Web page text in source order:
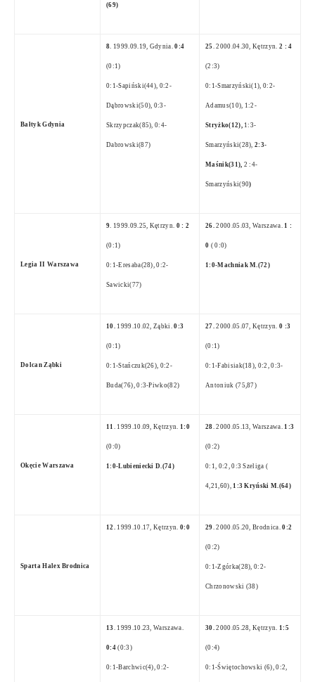
(69)
Bałtyk Gdynia
8 . 1999.09.19, Gdynia.0:4
(0:1)
0:1-Sapiński(44), 0:2-
Dąbrowski(50), 0:3-
Skrzypczak(85), 0:4-
Dabrowski(87)
25 . 2000.04.30, Kętrzyn.2 : 4
(2:3)
0:1-Smarzyński(1), 0:2-
Adamus(10), 1:2-
Stryżko(12), 1:3-
Smarzyński(28),2:3-
Maśnik(31), 2 :4-
Smarzyński(90)
Legia II Warszawa
9 . 1999.09.25, Kętrzyn. 0 : 2
(0:1)
0:1-Eresaba(28), 0:2-
Sawicki(77)
26. 2000.05.03, Warszawa.1 :
0 ( 0:0)
1:0-Machniak M.(72)
Dolcan Ząbki
10. 1999.10.02, Ząbki.0:3
(0:1)
0:1-Stańczuk(26), 0:2-
Buda(76), 0:3-Piwko(82)
27. 2000.05.07, Kętrzyn.0 :3
(0:1)
0:1-Fabisiak(18), 0:2, 0:3-
Antoniuk (75,87)
Okęcie Warszawa
11 . 1999.10.09, Kętrzyn.1:0
(0:0)
1:0-Lubieniecki D.(74)
28 . 2000.05.13, Warszawa.1:3
(0:2)
0:1, 0:2, 0:3 Szeliga (
4,21,60), 1:3 Kryński M.(64)
Sparta Halex Brodnica
12. 1999.10.17, Kętrzyn.0:0 29 . 2000.05.20, Brodnica.0:2
(0:2)
0:1-Zgórka(28), 0:2-
Chrzonowski (38)
13 . 1999.10.23, Warszawa.
0:4(0:3)
0:1-Barchwic(4), 0:2-
30. 2000.05.28, Kętrzyn.1:5
(0:4)
0:1-Świętochowski (6), 0:2,